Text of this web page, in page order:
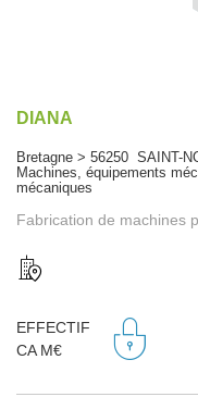
DIANA
Bretagne > 56250 SAINT-
Machines, équipements
mécaniques
Fabrication de machines
EFFECTIF
CA M€